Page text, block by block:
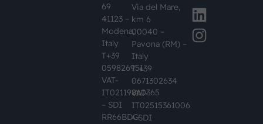
69
41123 –
Modena,
Italy
T+39
059826951
VAT-
IT02119860365
– SDI
RR66BDG
Via del Mare,
km 6
00040 –
Pavona (RM) –
Italy
T +39
0671302634
VAT-
IT02515361006
– SDI